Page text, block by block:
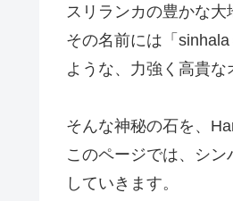
スリランカの豊かな大
その名前には「
ような、力強く高貴な
そんな神秘の石を、
このページでは、シ
していきます。